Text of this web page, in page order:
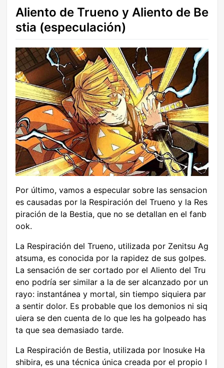
Aliento de Trueno y Aliento de Be
stia (especulación)
Por último, vamos a especular sobre las sensacion
es causadas por la Respiración del Trueno y la Res
piración de la Bestia, que no se detallan en el fanb
ook.
La Respiración del Trueno, utilizada por Zenitsu Ag
atsuma, es conocida por la rapidez de sus golpes.
La sensación de ser cortado por el Aliento del Tru
eno podría ser similar a la de ser alcanzado por un
rayo: instantánea y mortal, sin tiempo siquiera par
a sentir dolor. Es probable que los demonios ni siq
uiera se den cuenta de lo que les ha golpeado has
ta que sea demasiado tarde.
La Respiración de Bestia, utilizada por Inosuke Ha
shibira, es una técnica única creada por el propio I